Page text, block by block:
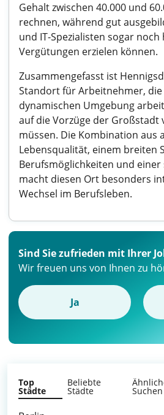
Gehalt zwischen 40.000 und
rechnen, während gut
und IT-Spezialisten sogar noch
Vergütungen erzielen können.
Zusammengefasst ist
Standort für Arbeitnehmer,
dynamischen Umgebung
auf die Vorzüge der Großstadt
müssen. Die Kombination aus
Lebensqualität, einem breiten
Berufsmöglichkeiten und
macht diesen Ort besonders
Wechsel im Berufsleben.
Sind Sie zufrieden mit Ihrer
Wir freuen uns von Ihnen zu
Ja
Top
Städte
Beliebte
Städte Suchen